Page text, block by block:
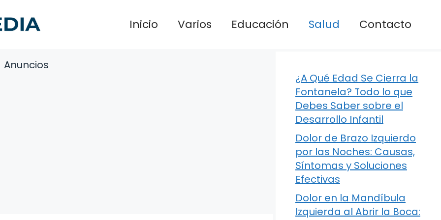
Inicio Varios Educación Salud Contacto
Anuncios
¿A Qué Edad Se Cierra la
Fontanela? Todo lo que
Debes Saber sobre el
Desarrollo Infantil
Dolor de Brazo Izquierdo
por las Noches: Causas,
Síntomas y Soluciones
Efectivas
Dolor en la Mandíbula
Izquierda al Abrir la Boca: